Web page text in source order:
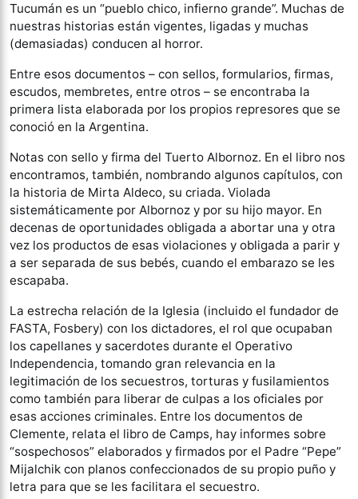
Tucumán es un “pueblo chico, infierno grande”. Muchas de
nuestras historias están vigentes, ligadas y muchas
(demasiadas) conducen al horror.
Entre esos documentos – con sellos, formularios, firmas,
escudos, membretes, entre otros – se encontraba la
primera lista elaborada por los propios represores que se
conoció en la Argentina.
Notas con sello y firma del Tuerto Albornoz. En el libro nos
encontramos, también, nombrando algunos capítulos, con
la historia de Mirta Aldeco, su criada. Violada
sistemáticamente por Albornoz y por su hijo mayor. En
decenas de oportunidades obligada a abortar una y otra
vez los productos de esas violaciones y obligada a parir y
a ser separada de sus bebés, cuando el embarazo se les
escapaba.
La estrecha relación de la Iglesia (incluido el fundador de
FASTA, Fosbery) con los dictadores, el rol que ocupaban
los capellanes y sacerdotes durante el Operativo
Independencia, tomando gran relevancia en la
legitimación de los secuestros, torturas y fusilamientos
como también para liberar de culpas a los oficiales por
esas acciones criminales. Entre los documentos de
Clemente, relata el libro de Camps, hay informes sobre
“sospechosos” elaborados y firmados por el Padre “Pepe”
Mijalchik con planos confeccionados de su propio puño y
letra para que se les facilitara el secuestro.